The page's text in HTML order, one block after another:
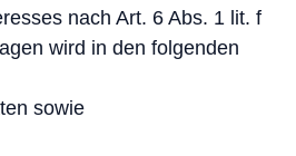
nach Art. 6 Abs. 1 lit. f
wird in den folgenden
sowie